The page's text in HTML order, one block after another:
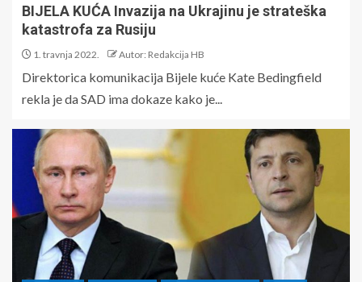
BIJELA KUĆA Invazija na Ukrajinu je strateška
katastrofa za Rusiju
1. travnja 2022. Autor: Redakcija HB
Direktorica komunikacija Bijele kuće Kate Bedingfield
rekla je da SAD ima dokaze kako je...